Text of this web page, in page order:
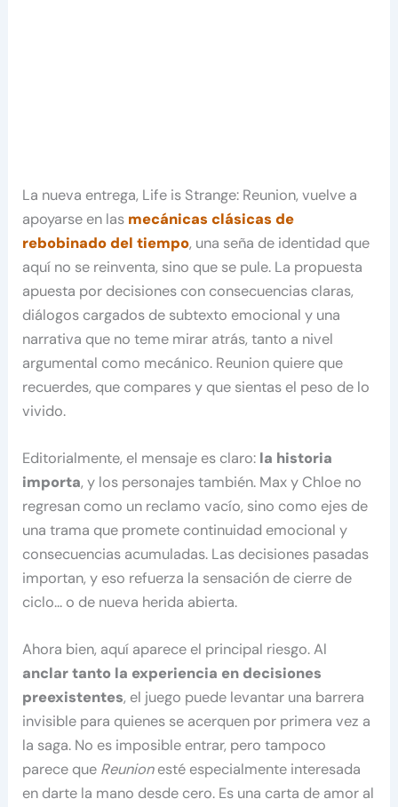
La nueva entrega, Life is Strange: Reunion, vuelve a
apoyarse en las mecánicas clásicas de
rebobinado del tiempo, una seña de identidad que
aquí no se reinventa, sino que se pule. La propuesta
apuesta por decisiones con consecuencias claras,
diálogos cargados de subtexto emocional y una
narrativa que no teme mirar atrás, tanto a nivel
argumental como mecánico. Reunion quiere que
recuerdes, que compares y que sientas el peso de lo
vivido.
Editorialmente, el mensaje es claro: la historia
importa, y los personajes también. Max y Chloe no
regresan como un reclamo vacío, sino como ejes de
una trama que promete continuidad emocional y
consecuencias acumuladas. Las decisiones pasadas
importan, y eso refuerza la sensación de cierre de
ciclo… o de nueva herida abierta.
Ahora bien, aquí aparece el principal riesgo. Al
anclar tanto la experiencia en decisiones
preexistentes, el juego puede levantar una barrera
invisible para quienes se acerquen por primera vez a
la saga. No es imposible entrar, pero tampoco
parece que Reunionesté especialmente interesada
en darte la mano desde cero. Es una carta de amor al